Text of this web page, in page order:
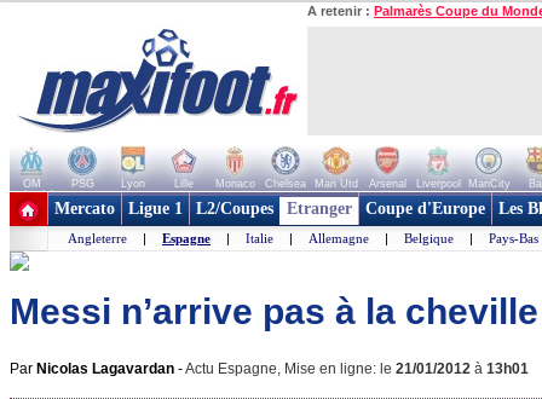
A retenir : Palmarès Coupe du
OM PSG Lyon Lille Monaco Chelsea Man Utd Arsenal Liverpool ManCity
+ de clubs
Mercato Ligue 1 L2/Coupes Etranger Coupe d'Europe Les
Angleterre | Espagne | Italie | Allemagne | Belgique | Pays-Bas
Messi n’arrive pas à la
Par Nicolas Lagavardan -Actu Espagne, Mise en ligne: le 21/01/2012 à 13h01